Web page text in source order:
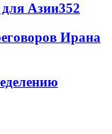
Азии352
Ирана